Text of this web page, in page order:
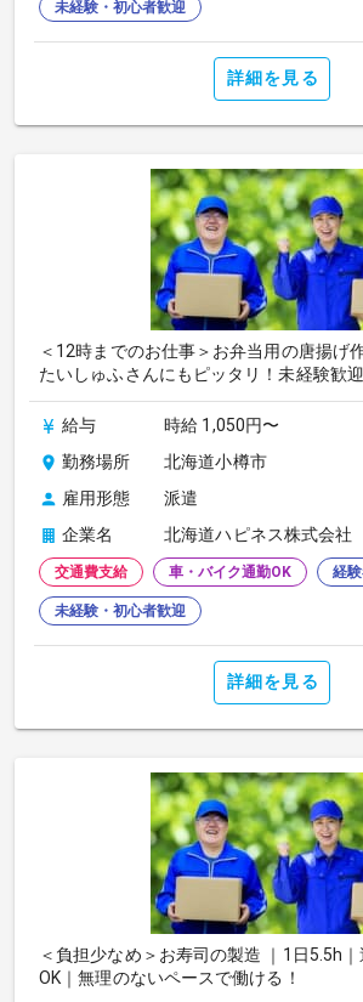
未経験・初心者歓迎
詳細を見る
＜12時までのお仕事＞お弁当用の唐揚げ
たいしゅふさんにもピッタリ！未経験歓迎
給与
時給 1,050円〜
勤務場所
北海道小樽市
雇用形態
派遣
企業名
北海道ハピネス株式会社
交通費支給 車・バイク通勤OK 経験
未経験・初心者歓迎
詳細を見る
＜負担少なめ＞お寿司の製造 ｜1日5.5h
OK｜無理のないペースで働ける！